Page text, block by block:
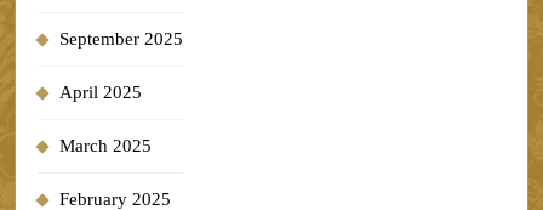
September 2025
April 2025
March 2025
February 2025